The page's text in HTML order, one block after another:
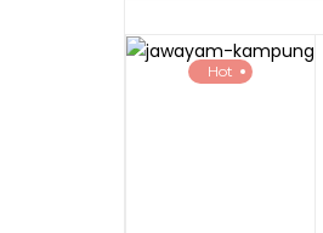
Hot